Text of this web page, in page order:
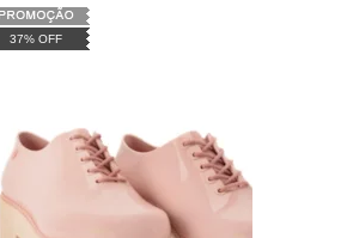
37% OFF